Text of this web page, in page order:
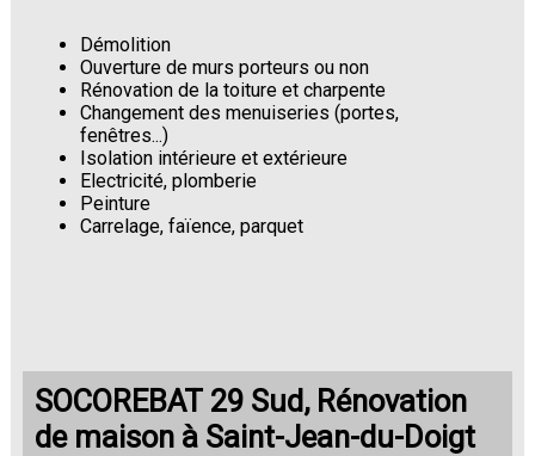
Démolition
Ouverture de murs porteurs ou non
Rénovation de la toiture et charpente
Changement des menuiseries (portes,
fenêtres...)
Isolation intérieure et extérieure
Electricité, plomberie
Peinture
Carrelage, faïence, parquet
SOCOREBAT 29 Sud, Rénovation
de maison à Saint-Jean-du-Doigt